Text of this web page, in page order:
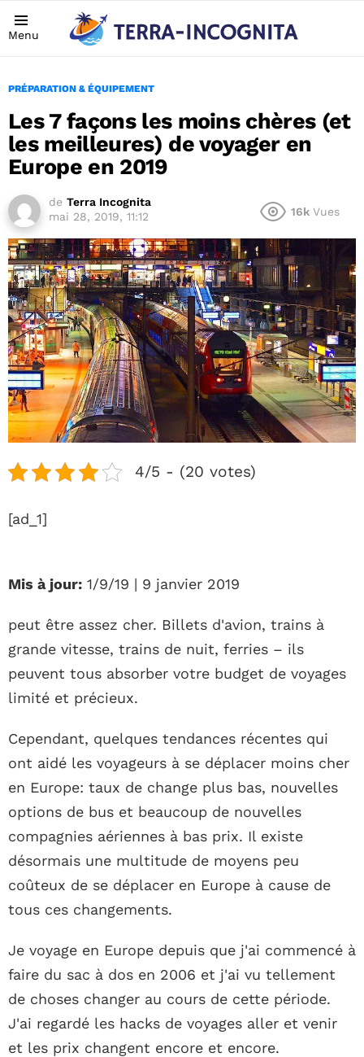
Menu
PRÉPARATION & ÉQUIPEMENT
Les 7 façons les moins chères (et
les meilleures) de voyager en
Europe en 2019
de Terra Incognita
mai 28, 2019, 11:12
16k Vues
4/5 - (20 votes)
[ad_1]
Mis à jour: 1/9/19 | 9 janvier 2019
peut être assez cher. Billets d'avion, trains à
grande vitesse, trains de nuit, ferries – ils
peuvent tous absorber votre budget de voyages
limité et précieux.
Cependant, quelques tendances récentes qui
ont aidé les voyageurs à se déplacer moins cher
en Europe: taux de change plus bas, nouvelles
options de bus et beaucoup de nouvelles
compagnies aériennes à bas prix. Il existe
désormais une multitude de moyens peu
coûteux de se déplacer en Europe à cause de
tous ces changements.
Je voyage en Europe depuis que j'ai commencé à
faire du sac à dos en 2006 et j'ai vu tellement
de choses changer au cours de cette période.
J'ai regardé les hacks de voyages aller et venir
et les prix changent encore et encore.